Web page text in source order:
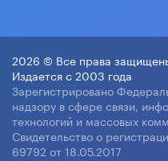
2026 © Все права
Издается с 2003 года
Зарегистрировано
надзору в сфере связи,
технологий и массовых
Свидетельство о
69792 от 18.05.2017